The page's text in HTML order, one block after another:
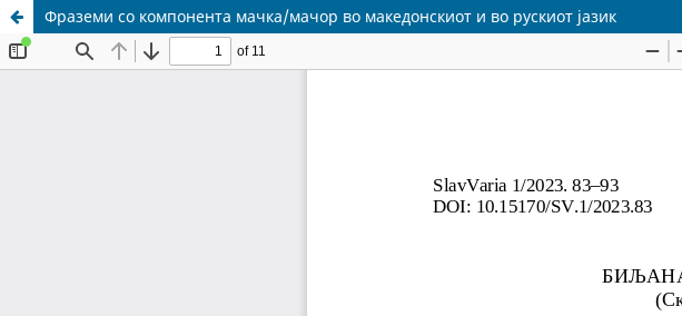
Фраземи со компонента мачка/мачор во македонскиот и во рускиот jaзик